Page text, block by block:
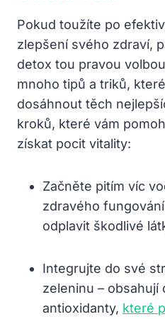
Pokud toužíte po
zlepšení svého zdraví,
detox tou pravou
mnoho tipů a triků,
dosáhnout těch
kroků, které vám
získat pocit vitality:
Začněte pitím víc
zdravého
odplavit škodlivé
Integrujte do své
zeleninu – obsahují
antioxidanty, které